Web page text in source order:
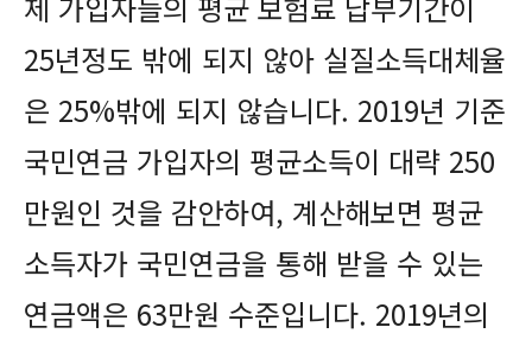
25년정도 밖에 되지 않아 실질소득대체율
은 25%밖에 되지 않습니다. 2019년 기준
국민연금 가입자의 평균소득이 대략 250
만원인 것을 감안하여, 계산해보면 평균
소득자가 국민연금을 통해 받을 수 있는
연금액은 63만원 수준입니다. 2019년의